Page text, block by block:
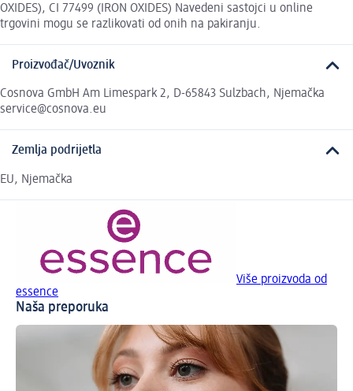
OXIDES), CI 77499 (IRON OXIDES) Navedeni sastojci u online
trgovini mogu se razlikovati od onih na pakiranju.
Proizvođač/Uvoznik
Cosnova GmbH Am Limespark 2, D-65843 Sulzbach, Njemačka
service@cosnova.eu
Zemlja podrijetla
EU, Njemačka
Više proizvoda od
essence
Naša preporuka